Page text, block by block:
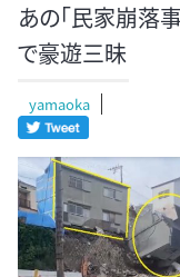
あの「民家崩落
で豪遊三昧
yamaoka